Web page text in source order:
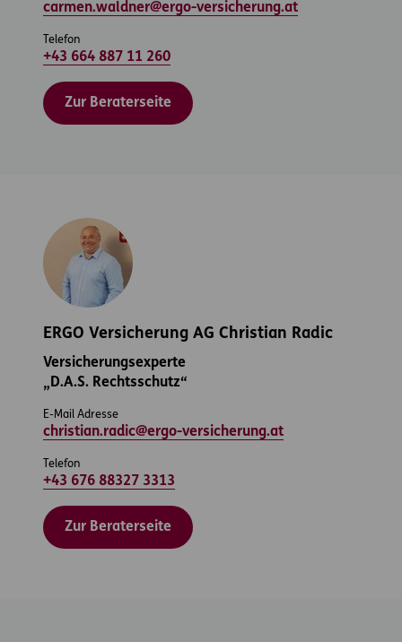
carmen.waldner@ergo-versicherung.at
Telefon
+43 664 887 11 260
Zur Beraterseite
ERGO Versicherung AG Christian Radic
Versicherungsexperte
„D.A.S. Rechtsschutz“
E-Mail Adresse
christian.radic@ergo-versicherung.at
Telefon
+43 676 88327 3313
Zur Beraterseite